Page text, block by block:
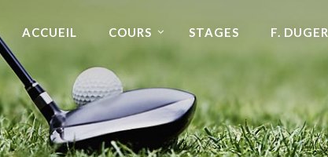
ACCUEIL COURS STAGES F. DUGER